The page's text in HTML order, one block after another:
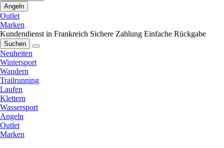
Angeln
Outlet
Marken
Kundendienst in Frankreich Sichere Zahlung Einfache Rückgabe
Suchen
Neuheiten
Wintersport
Wandern
Trailrunning
Laufen
Klettern
Wassersport
Angeln
Outlet
Marken